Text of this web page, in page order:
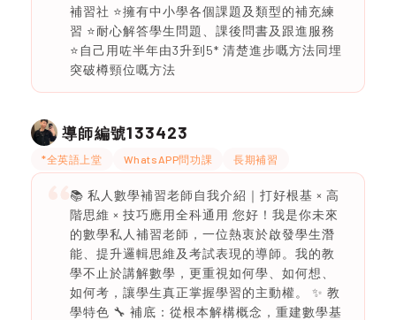
補習社 ⭐️擁有中小學各個課題及類型的補充練
習 ⭐️耐心解答學生問題、課後問書及跟進服務
⭐️自己用咗半年由3升到5* 清楚進步嘅方法同埋
突破樽頸位嘅方法
導師編號133423
*全英語上堂 WhatsAPP問功課 長期補習
📚 私人數學補習老師自我介紹｜打好根基 × 高
階思維 × 技巧應用全科通用 您好！我是你未來
的數學私人補習老師，一位熱衷於啟發學生潛
能、提升邏輯思維及考試表現的導師。我的教
學不止於講解數學，更重視如何學、如何想、
如何考，讓學生真正掌握學習的主動權。 ✨ 教
學特色 🔧 補底：從根本解構概念，重建數學基